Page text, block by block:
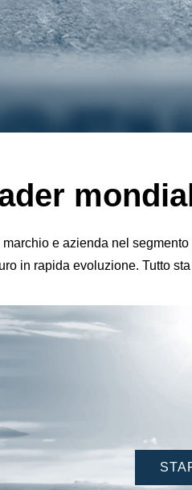
marchio e azienda nel
in rapida evoluzione. Tutto